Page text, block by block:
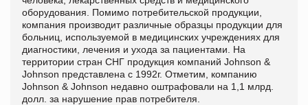
оборудования. Помимо потребительской продукции,
компания производит различные образцы продукции для
больниц, используемой в медицинских учреждениях для
диагностики, лечения и ухода за пациентами. На
территории стран СНГ продукция компаний Johnson &
Johnson представлена с 1992г. Отметим, компанию
Johnson & Johnson недавно оштрафовали на 1,1 млрд.
долл. за нарушение прав потребителя.